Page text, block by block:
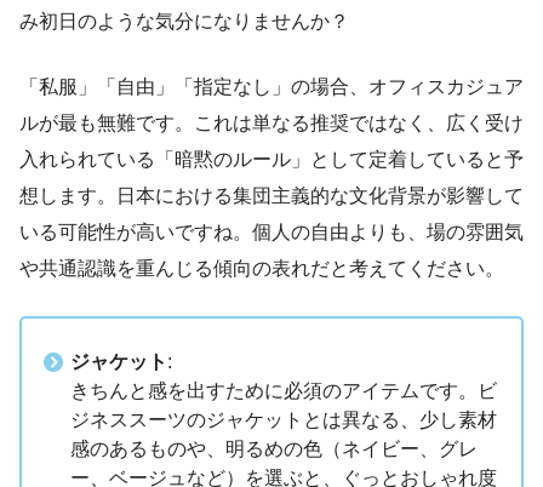
み初日のような気分になりませんか？
「私服」「自由」「指定なし」の場合、オフィスカジュア
ルが最も無難です。これは単なる推奨ではなく、広く受け
入れられている「暗黙のルール」として定着していると予
想します。日本における集団主義的な文化背景が影響して
いる可能性が高いですね。個人の自由よりも、場の雰囲気
や共通認識を重んじる傾向の表れだと考えてください。
ジャケット :
きちんと感を出すために必須のアイテムです。ビ
ジネススーツのジャケットとは異なる、少し素材
感のあるものや、明るめの色（ネイビー、グレ
ー、ベージュなど）を選ぶと、ぐっとおしゃれ度